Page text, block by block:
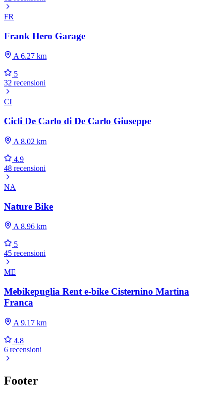
FR
Frank Hero Garage
A 6.27 km
5
32 recensioni
CI
Cicli De Carlo di De Carlo Giuseppe
A 8.02 km
4.9
48 recensioni
NA
Nature Bike
A 8.96 km
5
45 recensioni
ME
Mebikepuglia Rent e-bike Cisternino Martina
Franca
A 9.17 km
4.8
6 recensioni
Footer